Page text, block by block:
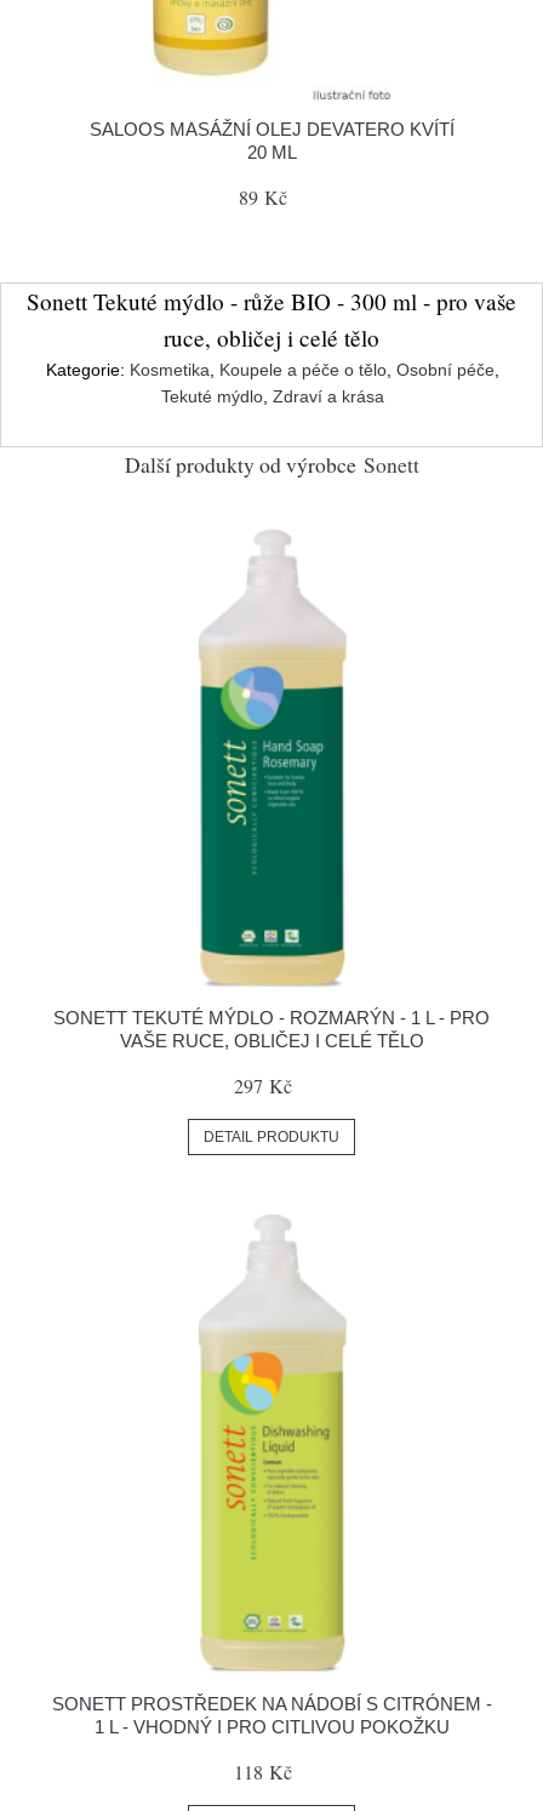
SALOOS MASÁŽNÍ OLEJ DEVATERO KVÍTÍ
20 ML
89 Kč
Sonett Tekuté mýdlo - růže BIO - 300 ml - pro vaše
ruce, obličej i celé tělo
Kategorie: Kosmetika Koupele a péče o tělo Osobní péče
Tekuté mýdlo Zdraví a krása
Další produkty od výrobce Sonett
SONETT TEKUTÉ MÝDLO - ROZMARÝN - 1 L - PRO
VAŠE RUCE, OBLIČEJ I CELÉ TĚLO
297 Kč
DETAIL PRODUKTU
SONETT PROSTŘEDEK NA NÁDOBÍ S CITRÓNEM -
1 L - VHODNÝ I PRO CITLIVOU POKOŽKU
118 Kč